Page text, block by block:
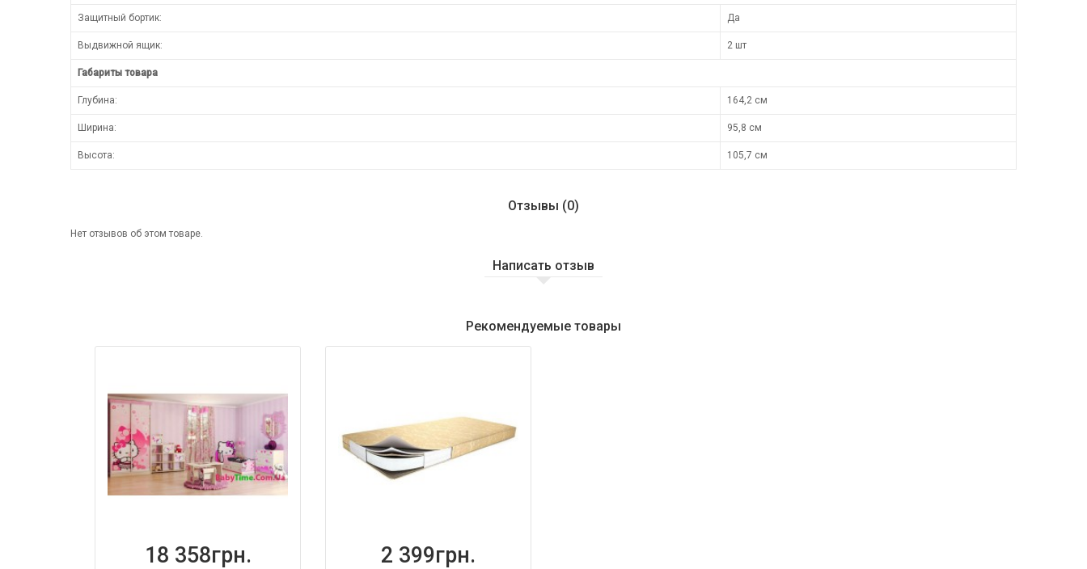
Защитный бортик: Да
Выдвижной ящик: 2 шт
Габариты товара
Глубина: 164,2 см
Ширина: 95,8 см
Высота: 105,7 см
Отзывы (0)
Нет отзывов об этом товаре.
Написать отзыв
Рекомендуемые товары
18 358грн. 2 399грн.